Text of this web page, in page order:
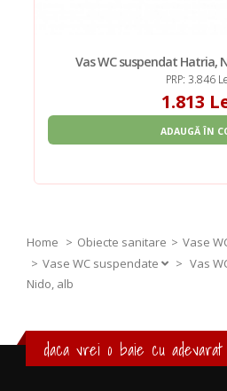
Vas WC suspendat Hatria,
PRP: 3.846
1.813
ADAUGĂ ÎN
Home Obiecte sanitare
Vase
Vase WC suspendate
> Vas
Nido, alb
daca vrei o baie cu adevarat